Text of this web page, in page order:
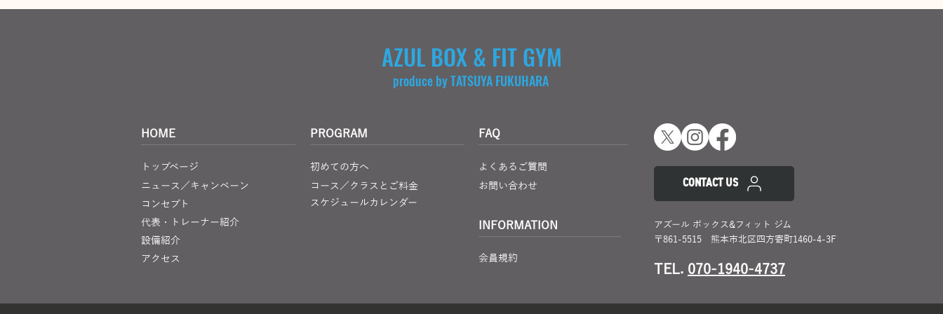
AZUL BOX & FIT GYM
produce by TATSUYA FUKUHARA
HOME
トップページ
ニュース／キャンペーン
コンセプト
代表・トレーナー紹介
設備紹介
アクセス
PROGRAM
初めての方へ
コース／クラスとご料金
スケジュールカレンダー
FAQ
よくあるご質問
お問い合わせ
INFORMATION
会員規約
CONTACT US
アズール ボックス&フィット ジム
〒861-5515 熊本市北区四方寄町1460-4-3F
TEL. 070-1940-4737